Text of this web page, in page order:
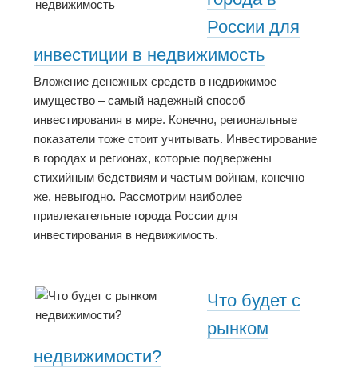
России для
инвестиции в недвижимость
Вложение денежных средств в недвижимое
имущество – самый надежный способ
инвестирования в мире. Конечно, региональные
показатели тоже стоит учитывать. Инвестирование
в городах и регионах, которые подвержены
стихийным бедствиям и частым войнам, конечно
же, невыгодно. Рассмотрим наиболее
привлекательные города России для
инвестирования в недвижимость.
Что будет с
рынком
недвижимости?